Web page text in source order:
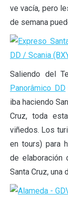
ve vacía, pero
de semana
Saliendo del
Panorâmico DD
iba haciendo
Cruz, toda
viñedos. Los
en tours) para
de
Santa Cruz, una